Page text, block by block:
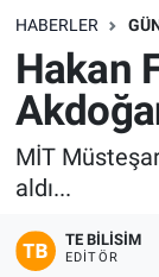
HABERLER
Hakan
MİT
aldı...
TE BILISIM
EDITÖR
Hava
Trafik
Süper
Tüm
Son